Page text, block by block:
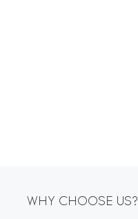
WHY CHOOSE US?